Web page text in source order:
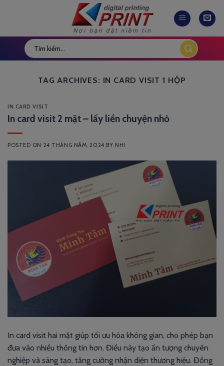
TAG ARCHIVES: IN CARD VISIT 1 HỘP
IN CARD VISIT
In card visit 2 mặt – lấy liền chuyện nhỏ
POSTED ON 24 THÁNG NĂM, 2024 BY NHI
In card visit hai mặt giúp tối ưu hóa không gian, cho phép bạn
đưa vào nhiều thông tin hơn. Điều này tạo ấn tượng chuyên
nghiệp và sáng tạo, tăng cường nhận diện thương hiệu. Đồng